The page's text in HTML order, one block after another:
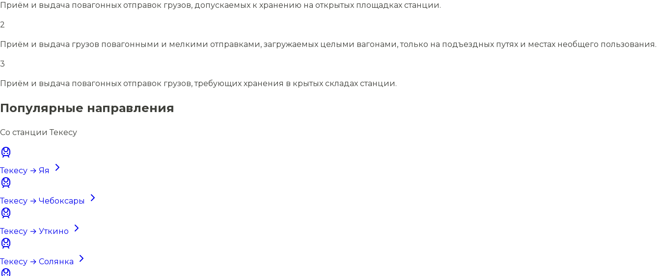
Приём и выдача повагонных отправок грузов, допускаемых к хранению на открытых площадках станции.
2
Приём и выдача грузов повагонными и мелкими отправками, загружаемых целыми вагонами, только на подъездных путях и местах необщего пользования.
3
Приём и выдача повагонных отправок грузов, требующих хранения в крытых складах станции.
Популярные направления
Со станции Текесу
Текесу → Яя
Текесу → Чебоксары
Текесу → Уткино
Текесу → Солянка